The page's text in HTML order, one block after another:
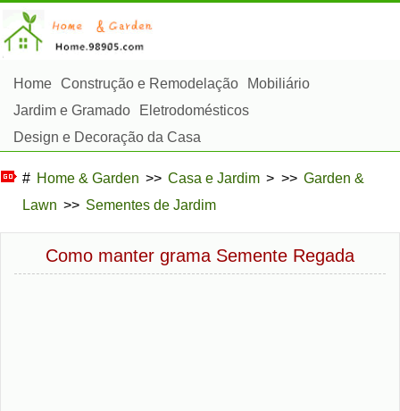
Home Construção e Remodelação
Mobiliário
Jardim e Gramado
Eletrodomésticos
Design e Decoração da Casa
# Home & Garden >> Casa e Jardim > >> Garden &
Lawn >> Sementes de Jardim
Como manter grama Semente Regada